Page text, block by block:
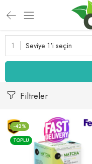
Seviye 1'i seçin
Filtreler
-42%
TOPLU